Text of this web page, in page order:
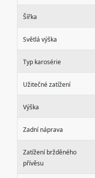
Šířka
Světlá výška
Typ karosérie
Užitečné zatížení
Výška
Zadní náprava
Zatížení bržděného
přívěsu